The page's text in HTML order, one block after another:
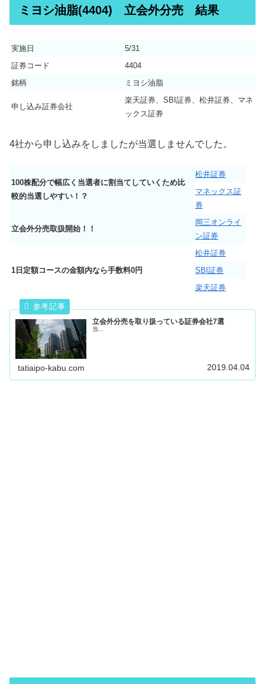
ミヨシ油脂(4404) 立会外分売 結果
実施日
5/31
証券コード
4404
銘柄
ミヨシ油脂
申し込み証券会社
楽天証券、SBI証券、松井証券、マネ
ックス証券
4社から申し込みをしましたが当選しませんでした。
100株配分で幅広く当選者に割当てしていくため比
較的当選しやすい！？
松井証券
マネックス証
券
立会外分売取扱開始！！
岡三オンライ
ン証券
1日定額コースの金額内なら手数料0円
松井証券
SBI証券
楽天証券
立会外分売を取り扱っている証券会社7選
当...
tatiaipo-kabu.com 2019.04.04